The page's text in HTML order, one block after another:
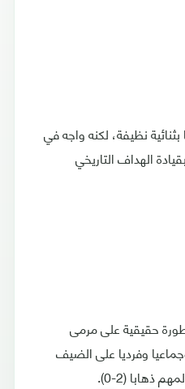
نظيفة، لكنه واجه في
الهداف التاريخي
حقيقية على مرمى
وفرديا على الضيف
ذهابا (2-0).